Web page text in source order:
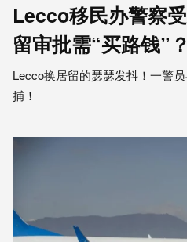
Lecco移民办警察
留审批需“买路钱”？
Lecco换居留的瑟瑟发抖！一警
捕！